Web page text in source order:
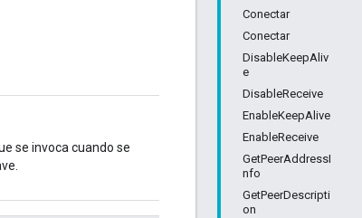
Conectar
Conectar
DisableKeepAliv
e
DisableReceive
EnableKeepAlive
EnableReceive
GetPeerAddressI
nfo
GetPeerDescripti
on
se invoca cuando se